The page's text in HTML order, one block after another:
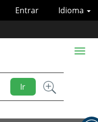
Idioma
Entrar
Ir
Toggle